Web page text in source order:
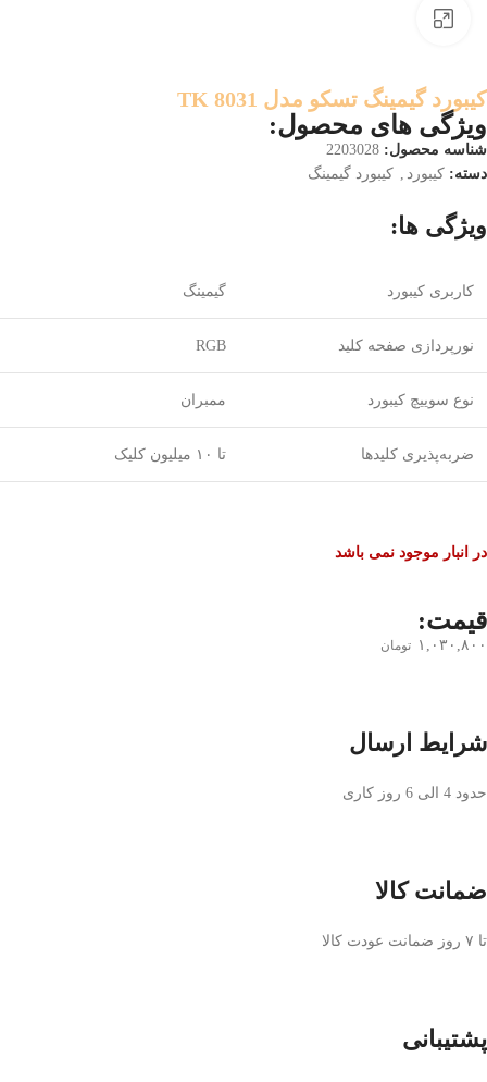
کیبورد گیمینگ تسکو مدل TK 8031
ویژگی های محصول:
شناسه محصول: 2203028
دسته: کیبورد , کیبورد گیمینگ
ویژگی ها:
کاربری کیبورد گیمینگ
نورپردازی صفحه کلید RGB
نوع سوییچ کیبورد ممبران
ضربه‌پذیری کلیدها تا ۱۰ میلیون کلیک
در انبار موجود نمی باشد
قیمت:
۱,۰۳۰,۸۰۰ تومان
شرایط ارسال
حدود 4 الی 6 روز کاری
ضمانت کالا
تا ۷ روز ضمانت عودت کالا
پشتیبانی